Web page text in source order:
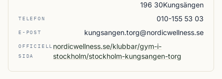
196 30Kungsängen
TELEFON 010-155 53 03
E-POST kungsangen.torg@nordicwellness.se
OFFICIELL
SIDA
nordicwellness.se/klubbar/gym-i-
stockholm/stockholm-kungsangen-torg